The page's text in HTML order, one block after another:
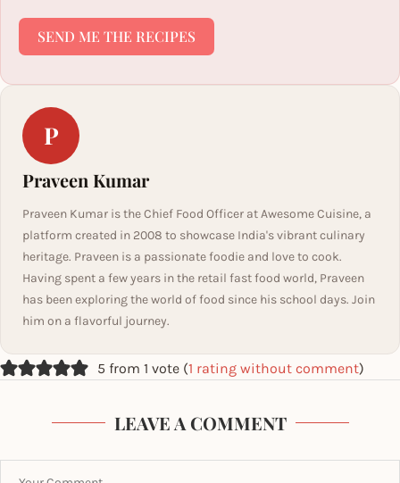
SEND ME THE RECIPES
P
Praveen Kumar
Praveen Kumar is the Chief Food Officer at Awesome Cuisine, a
platform created in 2008 to showcase India's vibrant culinary
heritage. Praveen is a passionate foodie and love to cook.
Having spent a few years in the retail fast food world, Praveen
has been exploring the world of food since his school days. Join
him on a flavorful journey.
5 from 1 vote (1 rating without comment)
LEAVE A COMMENT